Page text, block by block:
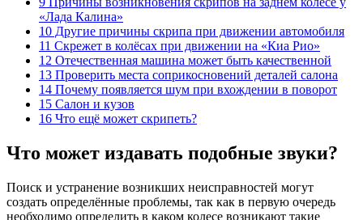
«Лада Калина»
10 Другие причины скрипа при движении автомобиля
11 Скрежет в колёсах при движении на «Киа Рио»
12 Отечественная машина может быть качественной
13 Проверить места соприкосновений деталей салона
14 Почему появляется шум при вхождении в поворот
15 Салон и кузов
16 Что ещё может скрипеть?
Что может издавать подобные звуки?
Поиск и устранение возникших неисправностей могут
создать определённые проблемы, так как в первую очередь
необходимо определить в каком колесе возникают такие